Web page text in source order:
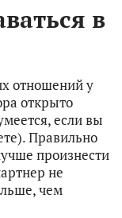
в
отношений у
открыто
если вы
Правильно
произнести
не
чем